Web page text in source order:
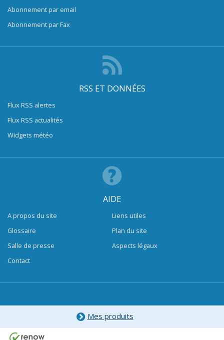
Abonnement par email
Abonnement par Fax
RSS ET DONNÉES
Flux RSS alertes
Flux RSS actualités
Widgets météo
AIDE
A propos du site
Glossaire
Salle de presse
Contact
Liens utiles
Plan du site
Aspects légaux
Mes produits